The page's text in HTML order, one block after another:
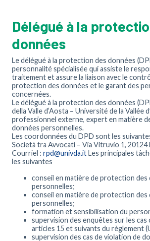
Délégué à la
données
Le délégué à la protection des données
personnalité spécialisée qui assiste le
traitement et assure la liaison avec le
protection des données et le garant des
concernées.
Le délégué à la protection des données
della Valle d’Aosta – Université de la Vallée
professionnel externe, expert en matière
données personnelles.
Les coordonnées du DPD sont les
Società tra Avvocati – Via Vitruvio 1, 20124
Courriel : rpd@univda.itLes principales
les suivantes
conseil en matière de protection des
personnelles;
conseil en matière de protection des
personnelles;
formation et sensibilisation du
supervision des enquêtes sur les
articles 15 et suivants du règlement
supervision des cas de violation de